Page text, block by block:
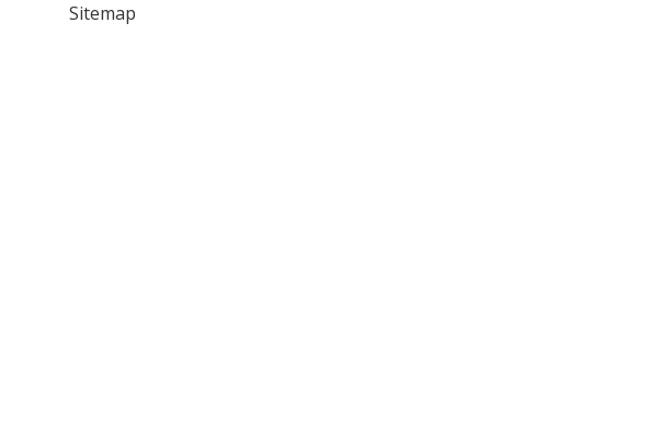
Sitemap